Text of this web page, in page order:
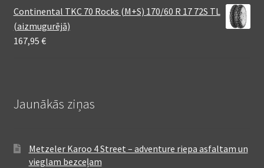
Continental TKC 70 Rocks (M+S) 170/60 R 17 72S TL
(aizmugurējā)
167,95 €
Jaunākās ziņas
Metzeler Karoo 4 Street – adventure riepa asfaltam un
vieglam bezceļam